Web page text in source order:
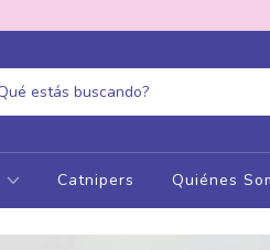
Catnipers Quiénes